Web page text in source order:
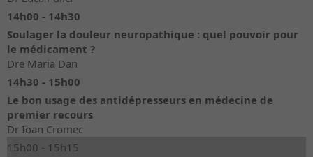
14h00 - 14h30
Soulager la douleur neuropathique : quel pouvoir pour
le médicament ?
Dre Maria Dan
14h30 - 15h00
Le bon usage des antidépresseurs en médecine de
premier recours
Dr Ioan Cromec
15h00 - 15h15